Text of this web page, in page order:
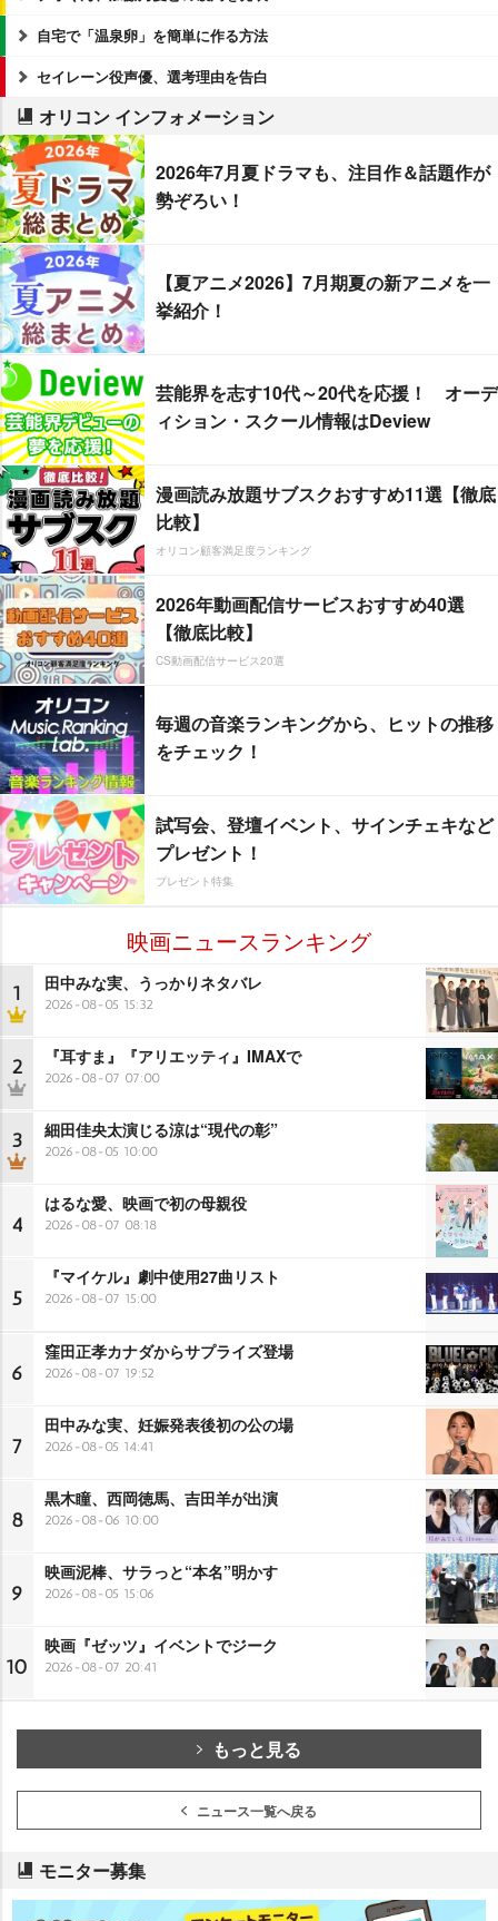
自宅で「温泉卵」を簡単に作る方法
セイレーン役声優、選考理由を告白
オリコン インフォメーション
2026年7月夏ドラマも、注目作＆話題作が
勢ぞろい！
【夏アニメ2026】7月期夏の新アニメを一
挙紹介！
芸能界を志す10代～20代を応援！ オーデ
ィション・スクール情報はDeview
漫画読み放題サブスクおすすめ11選【徹底
比較】
オリコン顧客満足度ランキング
2026年動画配信サービスおすすめ40選
【徹底比較】
CS動画配信サービス20選
毎週の音楽ランキングから、ヒットの推移
をチェック！
試写会、登壇イベント、サインチェキなど
プレゼント！
プレゼント特集
映画ニュースランキング
1 田中みな実、うっかりネタバレ
2026-08-05 15:32
2 『耳すま』『アリエッティ』IMAXで
2026-08-07 07:00
3 細田佳央太演じる涼は“現代の彰”
2026-08-05 10:00
4
はるな愛、映画で初の母親役
2026-08-07 08:18
5
『マイケル』劇中使用27曲リスト
2026-08-07 15:00
6
窪田正孝カナダからサプライズ登場
2026-08-07 19:52
7
田中みな実、妊娠発表後初の公の場
2026-08-05 14:41
8
黒木瞳、西岡徳馬、吉田羊が出演
2026-08-06 10:00
9
映画泥棒、サラっと“本名”明かす
2026-08-05 15:06
10
映画『ゼッツ』イベントでジーク
2026-08-07 20:41
もっと見る
ニュース一覧へ戻る
モニター募集